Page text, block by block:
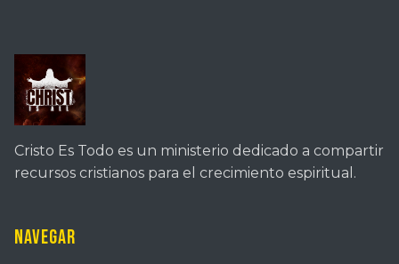
Cristo Es Todo es un ministerio dedicado a compartir
recursos cristianos para el crecimiento espiritual.
Navegar